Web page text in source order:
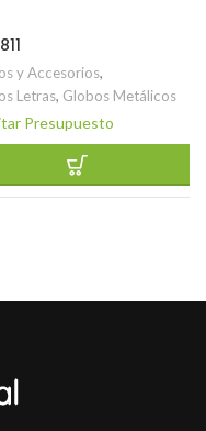
y Accesorios,
Letras, Globos Metálicos
Presupuesto